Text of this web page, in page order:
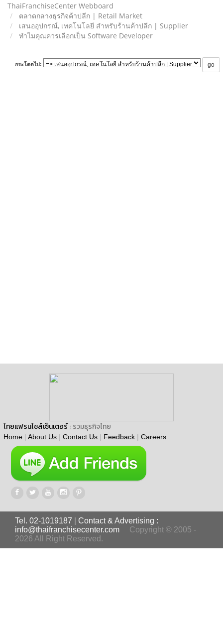
ThaiFranchiseCenter Webboard
ตลาดกลางธุรกิจค้าปลีก | Retail Market
เสนออุปกรณ์, เทคโนโลยี สำหรับร้านค้าปลีก | Supplier
ทำไมคุณควรเลือกเป็น Software Developer
กระโดดไป:
ไทยแฟรนไชส์เซ็นเตอร์ : รวมธุรกิจไทย
Home | About Us | Contact Us | Feedback | Careers
Tel. 02-1019187
Contact & Advertising :
info@thaifranchisecenter.com
Copyright © 2005 -
2026 All Right Reserved.